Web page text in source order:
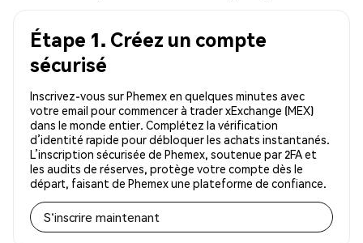
Étape 1. Créez un compte
sécurisé
Inscrivez-vous sur Phemex en quelques minutes avec
votre email pour commencer à trader xExchange (MEX)
dans le monde entier. Complétez la vérification
d’identité rapide pour débloquer les achats instantanés.
L’inscription sécurisée de Phemex, soutenue par 2FA et
les audits de réserves, protège votre compte dès le
départ, faisant de Phemex une plateforme de confiance.
S'inscrire maintenant